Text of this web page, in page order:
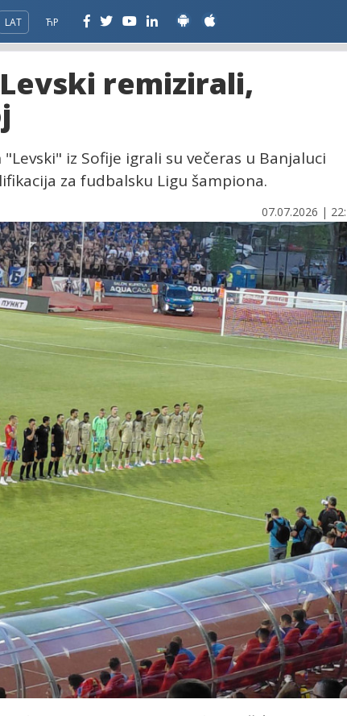
LAT ЋР
remizirali,
iz Sofije igrali su večeras u Banjaluci
za fudbalsku Ligu šampiona.
07.07.2026 |